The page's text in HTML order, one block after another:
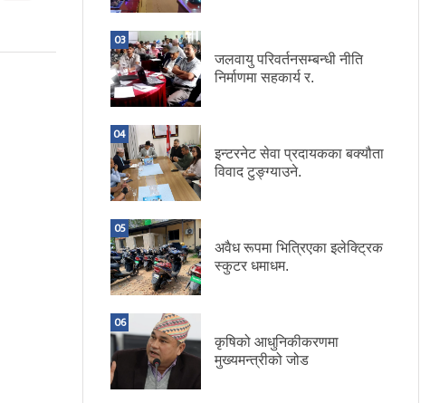
03
जलवायु परिवर्तनसम्बन्धी नीति
निर्माणमा सहकार्य र.
04
इन्टरनेट सेवा प्रदायकका बक्यौता
विवाद टुङ्ग्याउने.
05
अवैध रूपमा भित्रिएका इलेक्ट्रिक
स्कुटर धमाधम.
06
कृषिको आधुनिकीकरणमा
मुख्यमन्त्रीको जोड